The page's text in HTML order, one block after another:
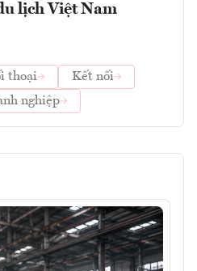
lịch Việt Nam
thoại
Kết nối
nghiệp